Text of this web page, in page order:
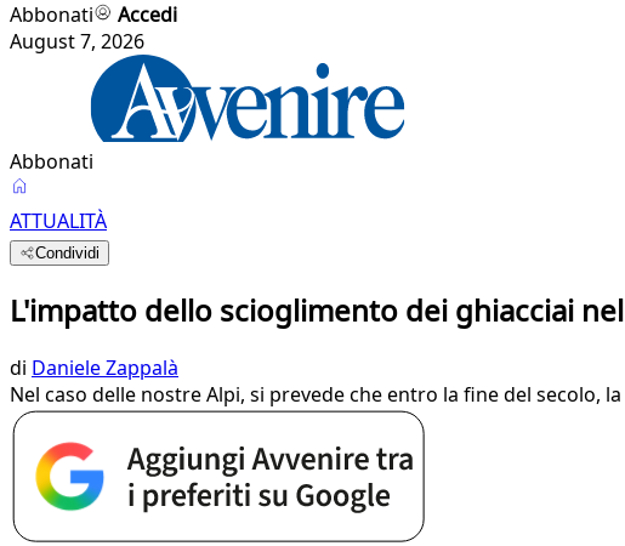
Abbonati
Accedi
August 7, 2026
Abbonati
ATTUALITÀ
Condividi
L'impatto dello scioglimento dei ghiacciai
di Daniele Zappalà
Nel caso delle nostre Alpi, si prevede che entro la fine del secolo,